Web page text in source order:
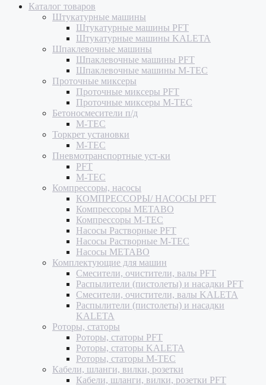
Каталог товаров
Штукатурные машины
Штукатурные машины PFT
Штукатурные машины KALETA
Шпаклевочные машины
Шпаклевочные машины PFT
Шпаклевочные машины M-TEC
Проточные миксеры
Проточные миксеры PFT
Проточные миксеры M-TEC
Бетоносмесители п/д
M-TEC
Торкрет установки
M-TEC
Пневмотранспортные уст-ки
PFT
M-TEC
Компрессоры, насосы
КОМПРЕССОРЫ/ НАСОСЫ PFT
Компрессоры METABO
Компрессоры M-TEC
Насосы Растворные PFT
Насосы Растворные M-TEC
Насосы METABO
Комплектующие для машин
Смесители, очистители, валы PFT
Распылители (пистолеты) и насадки PFT
Смесители, очистители, валы KALETA
Распылители (пистолеты) и насадки
KALETA
Роторы, статоры
Роторы, статоры PFT
Роторы, статоры KALETA
Роторы, статоры M-TEC
Кабели, шланги, вилки, розетки
Кабели, шланги, вилки, розетки PFT